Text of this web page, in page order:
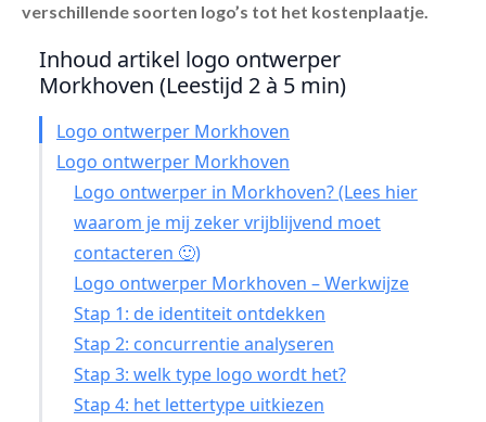
verschillende soorten logo’s tot het kostenplaatje.
Inhoud artikel logo ontwerper
Morkhoven (Leestijd 2 à 5 min)
Logo ontwerper Morkhoven
Logo ontwerper Morkhoven
Logo ontwerper in Morkhoven? (Lees hier
waarom je mij zeker vrijblijvend moet
contacteren 🙂)
Logo ontwerper Morkhoven – Werkwijze
Stap 1: de identiteit ontdekken
Stap 2: concurrentie analyseren
Stap 3: welk type logo wordt het?
Stap 4: het lettertype uitkiezen